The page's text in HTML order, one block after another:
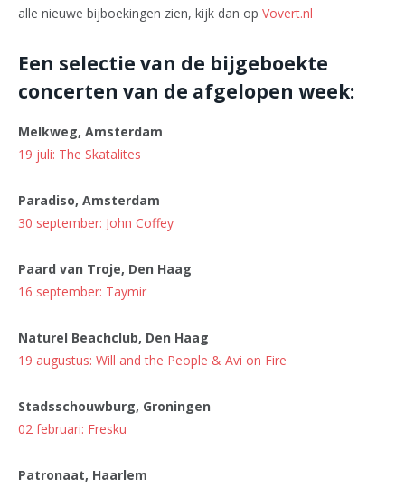
alle nieuwe bijboekingen zien, kijk dan op Vovert.nl
Een selectie van de bijgeboekte
concerten van de afgelopen week:
Melkweg, Amsterdam
19 juli: The Skatalites
Paradiso, Amsterdam
30 september: John Coffey
Paard van Troje, Den Haag
16 september: Taymir
Naturel Beachclub, Den Haag
19 augustus: Will and the People & Avi on Fire
Stadsschouwburg, Groningen
02 februari: Fresku
Patronaat, Haarlem